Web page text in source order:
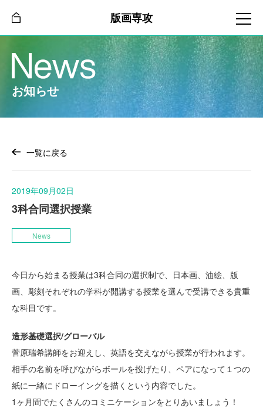
版画専攻
お知らせ
一覧に戻る
2019年09月02日
3科合同選択授業
News
今日から始まる授業は3科合同の選択制で、日本画、油絵、版
画、彫刻それぞれの学科が開講する授業を選んで受講できる貴重
な科目です。
造形基礎選択/グローバル
菅原瑞希講師をお迎えし、英語を交えながら授業が行われます。
相手の名前を呼びながらボールを投げたり、ペアになって１つの
紙に一緒にドローイングを描くという内容でした。
1ヶ月間でたくさんのコミニケーションをとりあいましょう！